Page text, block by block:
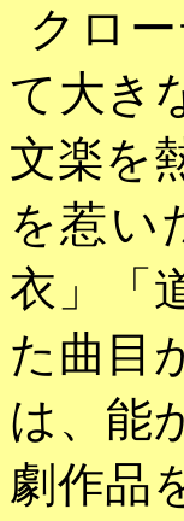
クロ
て大き
文楽を
を惹い
衣」「
た曲目
は、能
劇作品